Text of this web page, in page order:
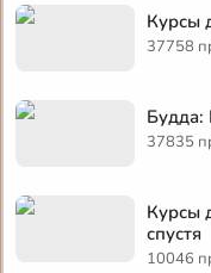
Курсы
37758
37835
Курсы
спустя
10046